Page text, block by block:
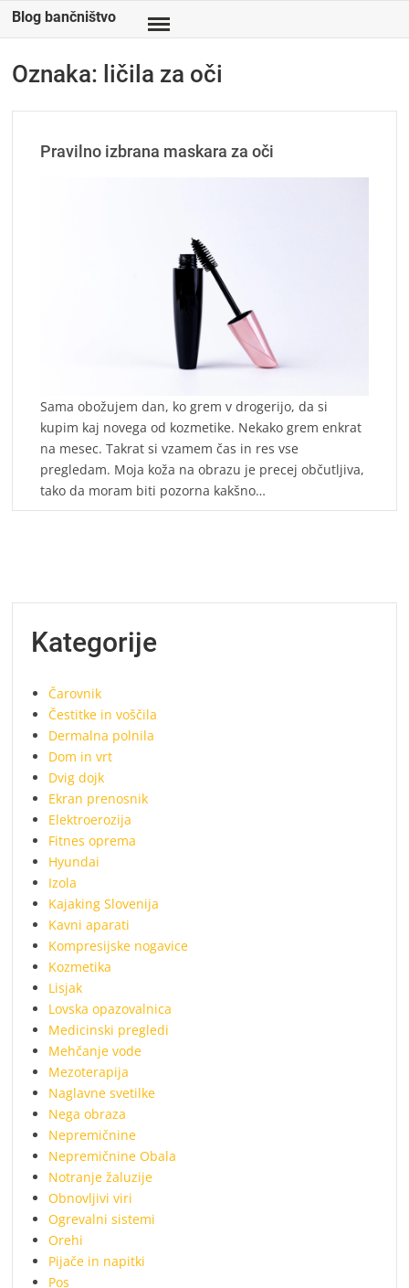
SkipBlog bančništvo
Oznaka: ličila za oči
Pravilno izbrana maskara za oči
Sama obožujem dan, ko grem v drogerijo, da si
kupim kaj novega od kozmetike. Nekako grem enkrat
na mesec. Takrat si vzamem čas in res vse
pregledam. Moja koža na obrazu je precej občutljiva,
tako da moram biti pozorna kakšno…
Kategorije
Čarovnik
Čestitke in voščila
Dermalna polnila
Dom in vrt
Dvig dojk
Ekran prenosnik
Elektroerozija
Fitnes oprema
Hyundai
Izola
Kajaking Slovenija
Kavni aparati
Kompresijske nogavice
Kozmetika
Lisjak
Lovska opazovalnica
Medicinski pregledi
Mehčanje vode
Mezoterapija
Naglavne svetilke
Nega obraza
Nepremičnine
Nepremičnine Obala
Notranje žaluzije
Obnovljivi viri
Ogrevalni sistemi
Orehi
Pijače in napitki
Pos